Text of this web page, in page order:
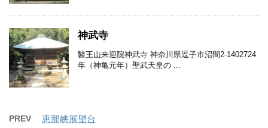
神武寺
醫王山来迎院神武寺 神奈川県逗子市沼間2-1402724
年（神亀元年）聖武天皇の ...
PREV 恵那峡展望台